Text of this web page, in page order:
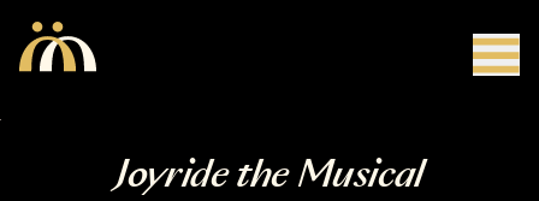
Joyride the Musical